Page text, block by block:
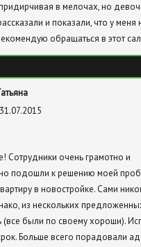
в мелочах, но
и показали, что у меня
обращаться в этот
31.07.2015
Сотрудники очень грамотно и
подошли к решению моей
в новостройке. Сами
из нескольких
(все были по своему хороши).
Больше всего порадовали